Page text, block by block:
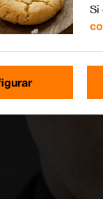
Si